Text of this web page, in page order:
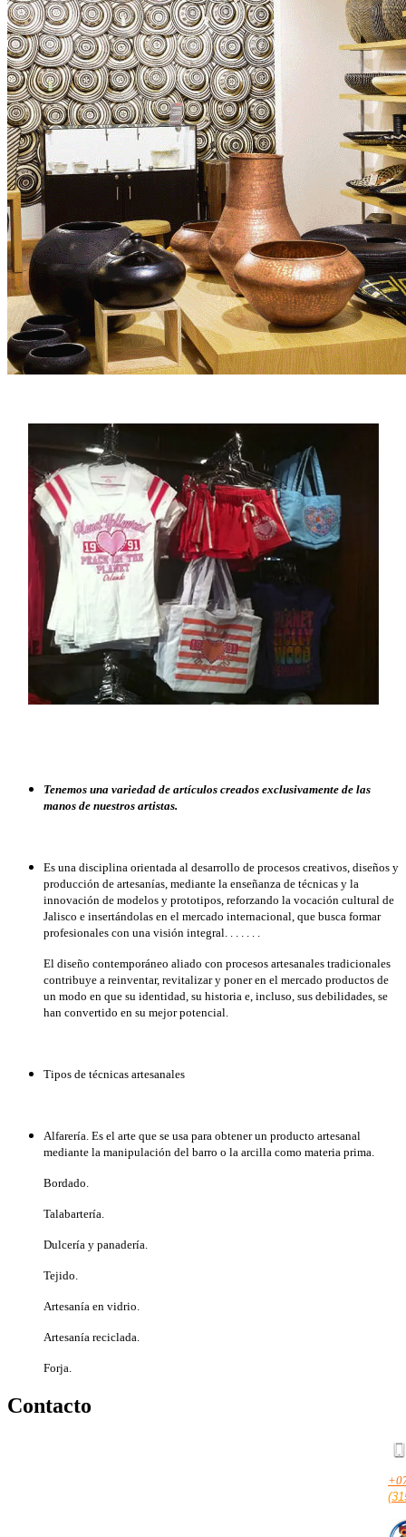
Tenemos una variedad de artículos creados exclusivamente de las
manos de nuestros artistas.
Es una disciplina orientada al desarrollo de procesos creativos, diseños y
producción de artesanías, mediante la enseñanza de técnicas y la
innovación de modelos y prototipos, reforzando la vocación cultural de
Jalisco e insertándolas en el mercado internacional, que busca formar
profesionales con una visión integral. . . . . . .
El diseño contemporáneo aliado con procesos artesanales tradicionales
contribuye a reinventar, revitalizar y poner en el mercado productos de
un modo en que su identidad, su historia e, incluso, sus debilidades, se
han convertido en su mejor potencial.
Tipos de técnicas artesanales
Alfarería. Es el arte que se usa para obtener un producto artesanal
mediante la manipulación del barro o la arcilla como materia prima.
Bordado.
Talabartería.
Dulcería y panadería.
Tejido.
Artesanía en vidrio.
Artesanía reciclada.
Forja.
Contacto